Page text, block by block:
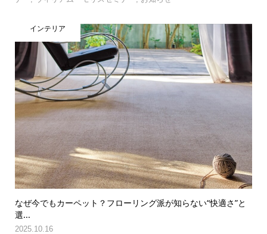
インテリア
なぜ今でもカーペット？フローリング派が知らない“快適さ”と
選...
2025.10.16